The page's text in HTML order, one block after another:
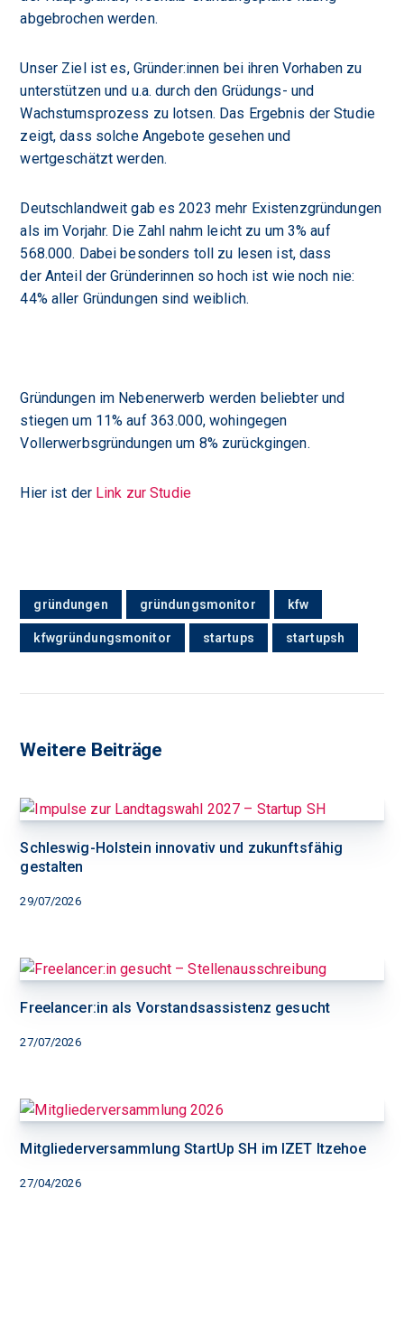
abgebrochen werden.
Unser Ziel ist es, Gründer:innen bei ihren Vorhaben zu
unterstützen und u.a. durch den Grüdungs- und
Wachstumsprozess zu lotsen. Das Ergebnis der Studie
zeigt, dass solche Angebote gesehen und
wertgeschätzt werden.
Deutschlandweit gab es 2023 mehr Existenzgründungen
als im Vorjahr. Die Zahl nahm leicht zu um 3% auf
568.000. Dabei besonders toll zu lesen ist, dass
derAnteil der Gründerinnen so hoch ist wie noch nie:
44% aller Gründungen sind weiblich.
Gründungen im Nebenerwerb werden beliebter und
stiegen um 11% auf 363.000, wohingegen
Vollerwerbsgründungen um 8% zurückgingen.
Hier ist der Link zur Studie
gründungen gründungsmonitor kfw
kfwgründungsmonitor startups startupsh
Weitere Beiträge
29/07/2026
Schleswig-Holstein innovativ und zukunftsfähig
gestalten
27/07/2026
Freelancer:in als Vorstandsassistenz gesucht
27/04/2026
Mitgliederversammlung StartUp SH im IZET Itzehoe